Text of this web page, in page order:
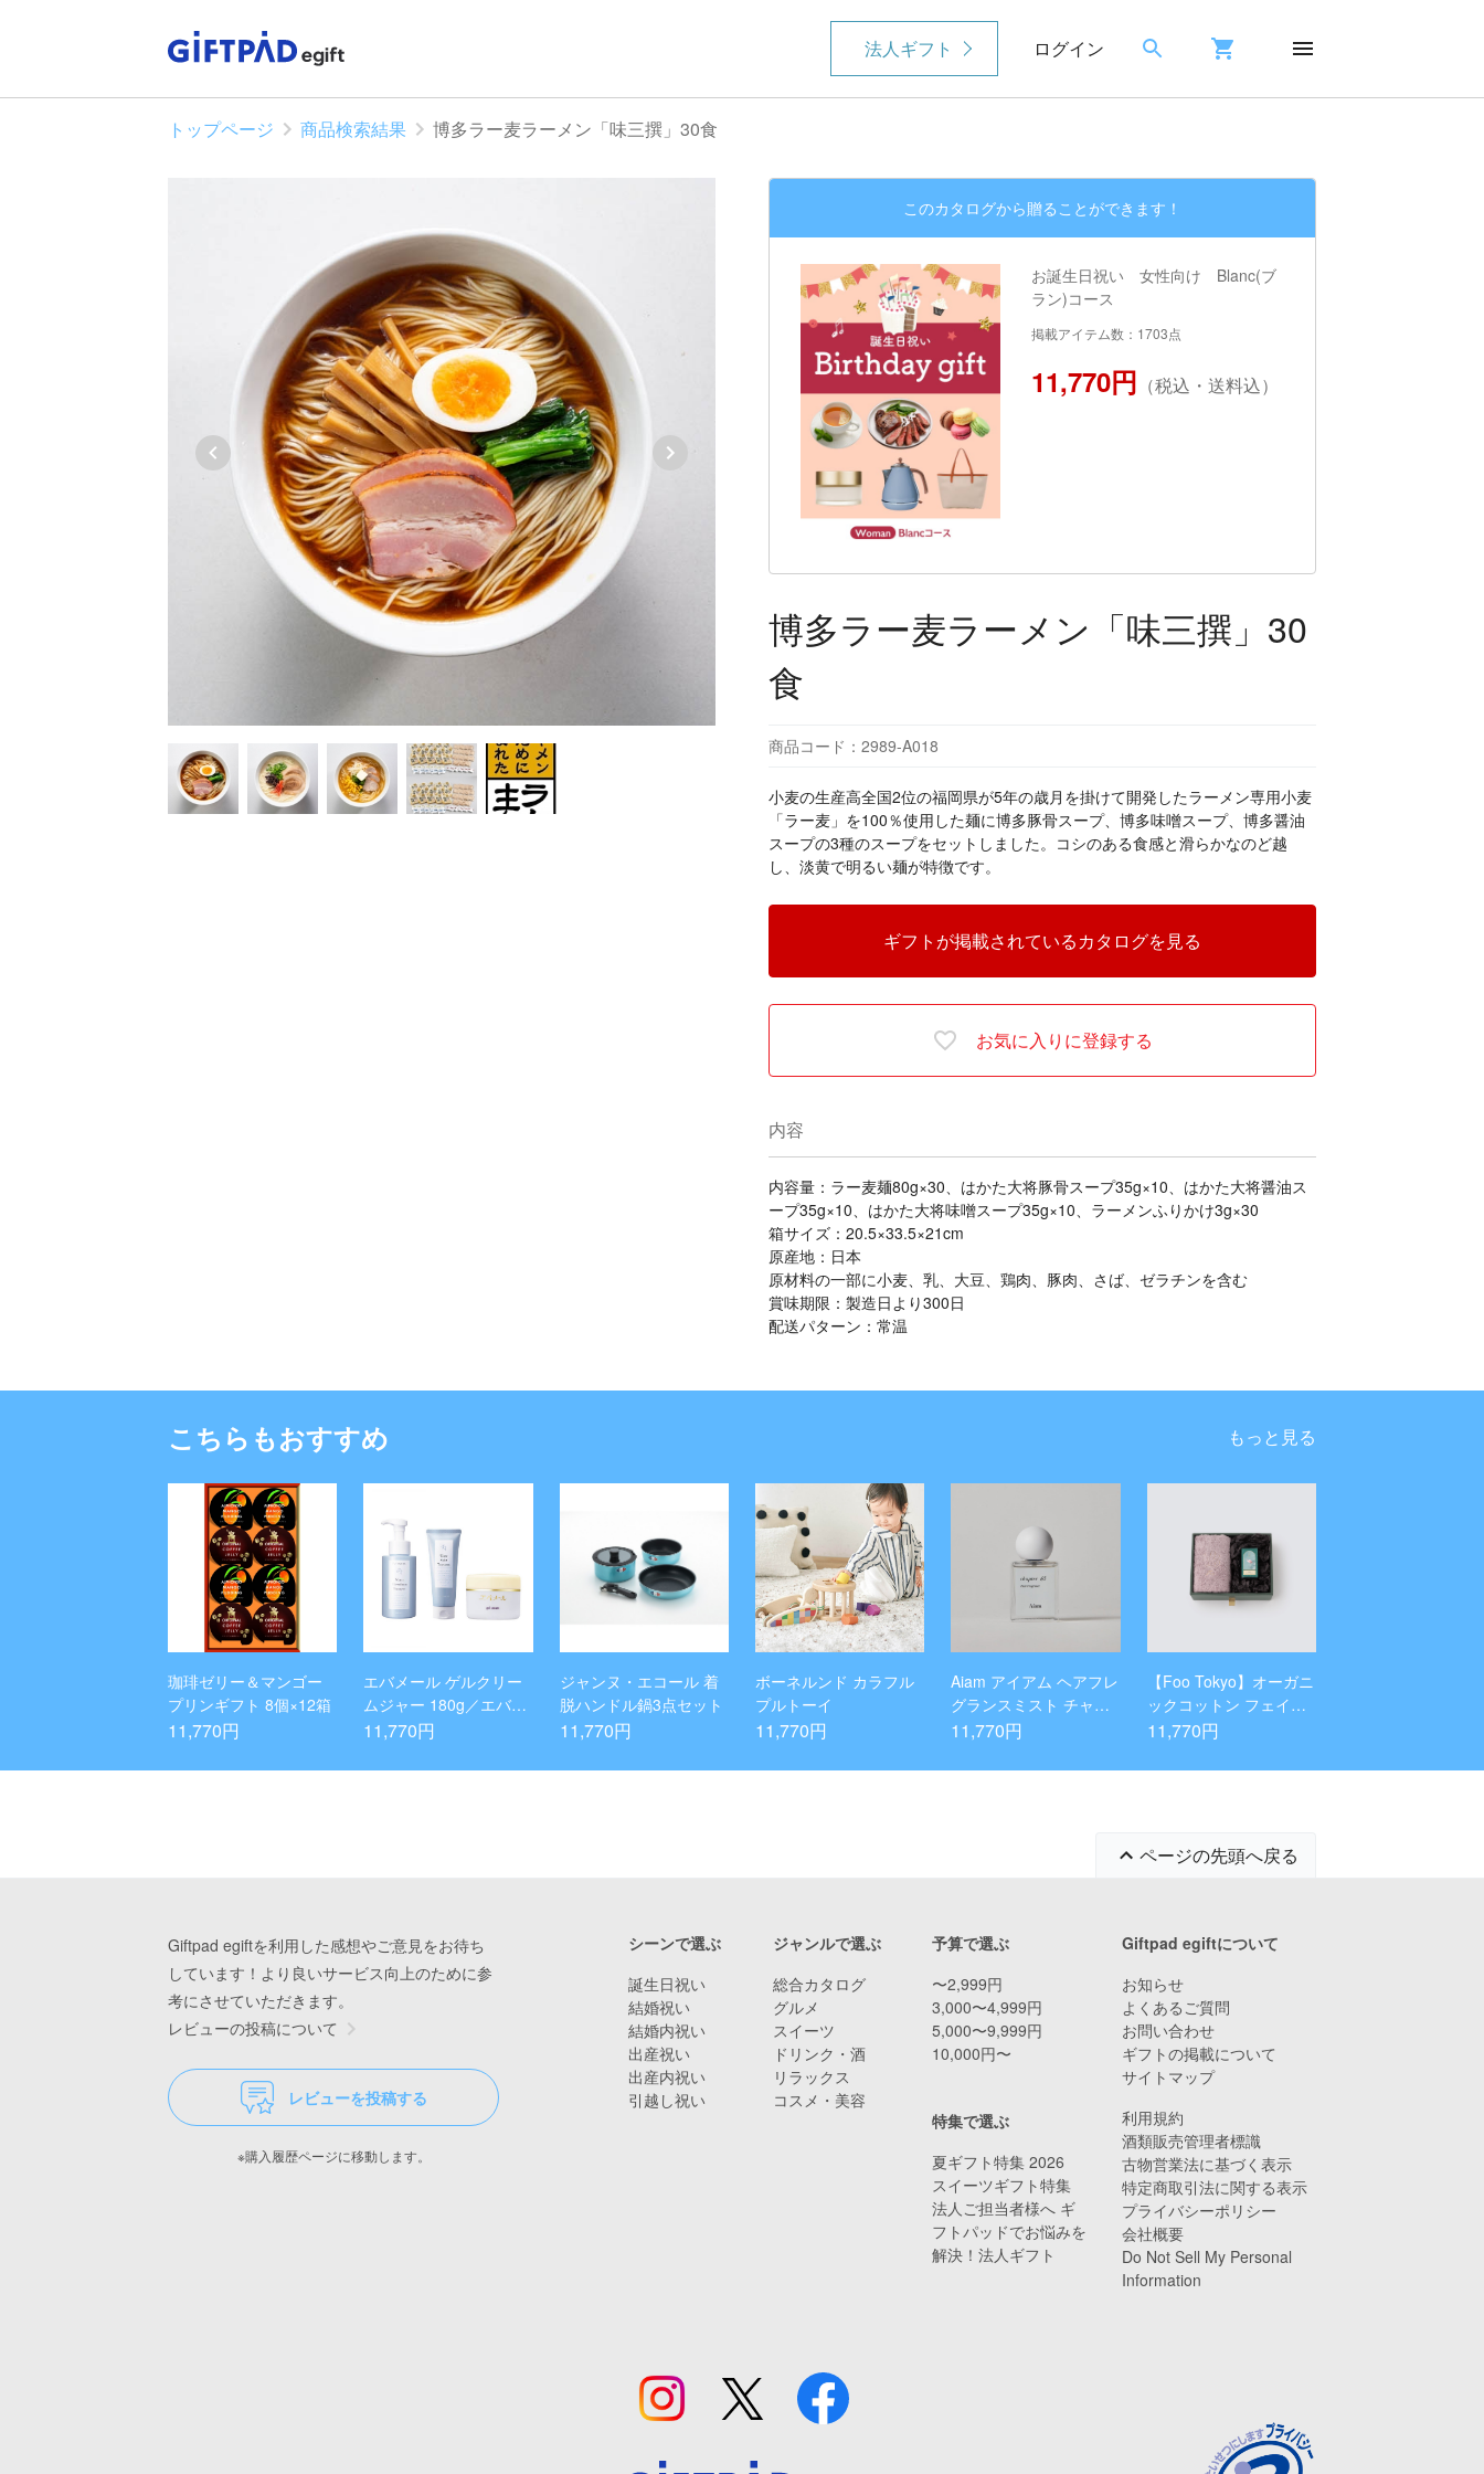
法人ギフト ログイン
トップページ 商品検索結果 博多ラー麦ラーメン「味三撰」30食
このカタログから贈ることができます！
お誕生日祝い 女性向け Blanc(ブ
ラン)コース
掲載アイテム数：1703点
11,770円 （税込・送料込）
博多ラー麦ラーメン「味三撰」30
食
商品コード：2989-A018
小麦の生産高全国2位の福岡県が5年の歳月を掛けて開発したラーメン専用小麦
「ラー麦」を100％使用した麺に博多豚骨スープ、博多味噌スープ、博多醤油
スープの3種のスープをセットしました。コシのある食感と滑らかなのど越
し、淡黄で明るい麺が特徴です。
ギフトが掲載されているカタログを見る
お気に入りに登録する
内容
内容量：ラー麦麺80g×30、はかた大将豚骨スープ35g×10、はかた大将醤油ス
ープ35g×10、はかた大将味噌スープ35g×10、ラーメンふりかけ3g×30
箱サイズ：20.5×33.5×21cm
原産地：日本
原材料の一部に小麦、乳、大豆、鶏肉、豚肉、さば、ゼラチンを含む
賞味期限：製造日より300日
配送パターン：常温
こちらもおすすめ もっと見る
珈琲ゼリー＆マンゴー
プリンギフト 8個×12箱
11,770円
エバメール ゲルクリー
ムジャー 180g／エバメ
ール ウォーターマイク
50mL／エバメール ウォ
11,770円
ジャンヌ・エコール 着
脱ハンドル鍋3点セット
11,770円
ボーネルンド カラフル
プルトーイ
11,770円
Aiam アイアム ヘアフレ
グランスミスト チャプ
ター65 30mL ヘアケア
レゼント
11,770円
【Foo Tokyo】オーガニ
ックコットン フェイス
タオル(ピンク)&Foo To
ng Aroma 1本 ギフトセ
11,770円
ページの先頭へ戻る
Giftpad egiftを利用した感想やご意見をお待ち
しています！より良いサービス向上のために参
考にさせていただきます。
レビューの投稿について
レビューを投稿する
※購入履歴ページに移動します。
シーンで選ぶ
誕生日祝い
結婚祝い
結婚内祝い
出産祝い
出産内祝い
引越し祝い
予算で選ぶ
〜2,999円
3,000〜4,999円
5,000〜9,999円
10,000円〜
ジャンルで選ぶ
総合カタログ
グルメ
スイーツ
ドリンク・酒
リラックス
コスメ・美容
特集で選ぶ
夏ギフト特集 2026
スイーツギフト特集
法人ご担当者様へ ギ
フトパッドでお悩みを
解決！法人ギフト
Giftpad egiftについて
お知らせ
よくあるご質問
お問い合わせ
ギフトの掲載について
サイトマップ
利用規約
酒類販売管理者標識
古物営業法に基づく表示
特定商取引法に関する表示
プライバシーポリシー
会社概要
Do Not Sell My Personal
Information